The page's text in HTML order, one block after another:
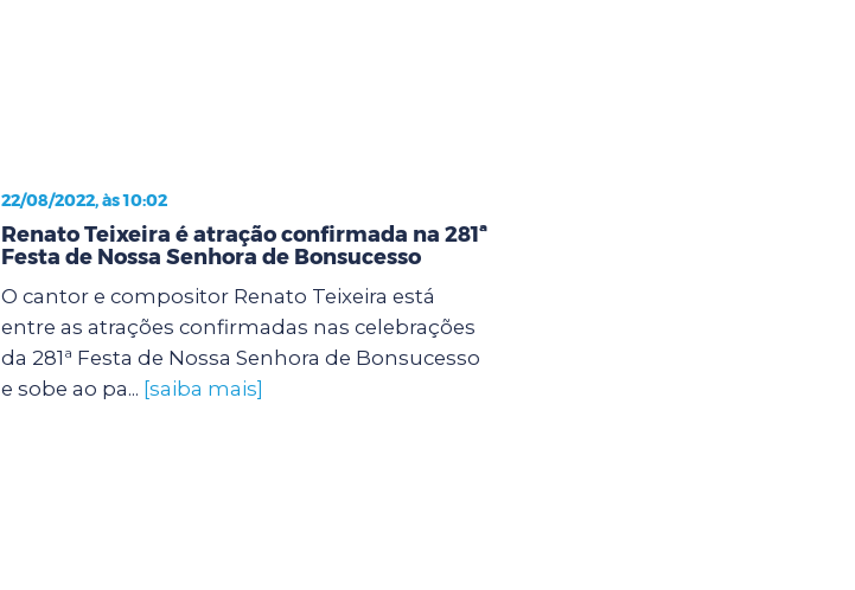
22/08/2022, às 10:02
Renato Teixeira é atração confirmada na 281ª
Festa de Nossa Senhora de Bonsucesso
O cantor e compositor Renato Teixeira está
entre as atrações confirmadas nas celebrações
da 281ª Festa de Nossa Senhora de Bonsucesso
e sobe ao pa... [saiba mais]